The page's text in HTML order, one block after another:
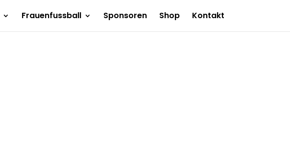
Frauenfussball Sponsoren Shop Kontakt